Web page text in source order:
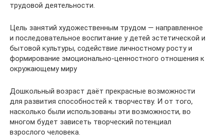
трудовой деятельности.
Цель занятий художественным трудом — направленное
и последовательное воспитание у детей эстетической и
бытовой культуры, содействие личностному росту и
формирование эмоционально-ценностного отношения к
окружающему миру
Дошкольный возраст даёт прекрасные возможности
для развития способностей к творчеству. И от того,
насколько были использованы эти возможности, во
многом будет зависеть творческий потенциал
взрослого человека.